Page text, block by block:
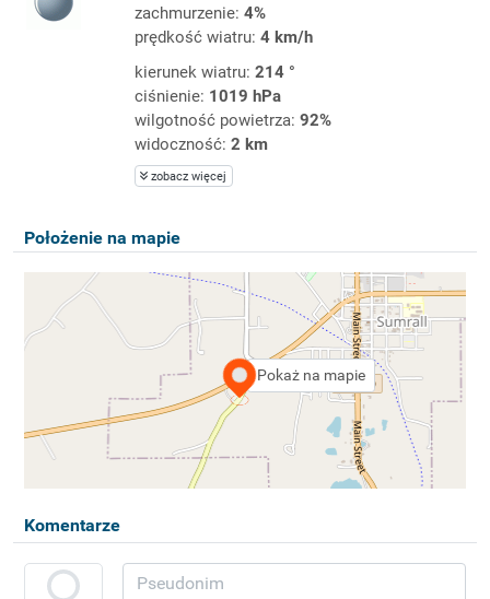
zachmurzenie: 4%
prędkość wiatru: 4 km/h
kierunek wiatru: 214 °
ciśnienie: 1019 hPa
wilgotność powietrza: 92%
widoczność: 2 km
zobacz więcej
Położenie na mapie
Pokaż na mapie
Komentarze